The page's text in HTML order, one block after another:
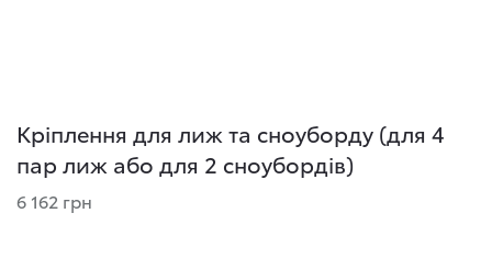
Кріплення для лиж та сноуборду (для 4
пар лиж або для 2 сноубордів)
6 162 грн